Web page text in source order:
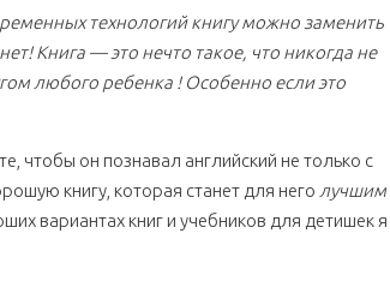
технологий книгу можно заменить
Книга — это нечто такое, что никогда не
любого ребенка ! Особенно если это
чтобы он познавал английский не только с
книгу, которая станет для него лучшим
вариантах книг и учебников для детишек я